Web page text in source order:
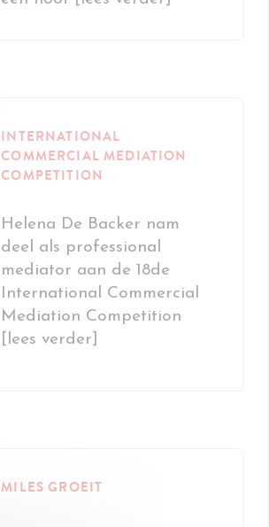
INTERNATIONAL
COMMERCIAL MEDIATION
COMPETITION
Helena De Backer nam
deel als professional
mediator aan de 18de
International Commercial
Mediation Competition
[lees verder]
MILES GROEIT